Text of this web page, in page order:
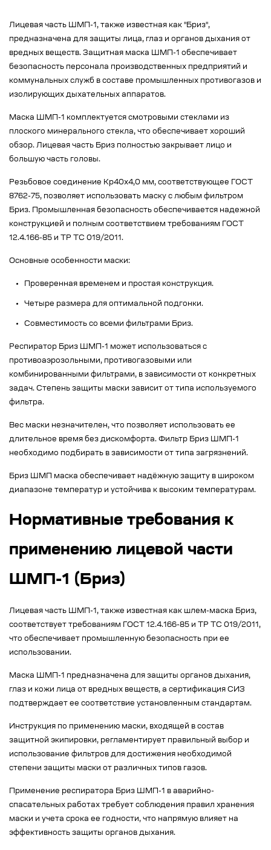
Лицевая часть ШМП-1, также известная как "Бриз",
предназначена для защиты лица, глаз и органов дыхания от
вредных веществ. Защитная маска ШМП-1 обеспечивает
безопасность персонала производственных предприятий и
коммунальных служб в составе промышленных противогазов и
изолирующих дыхательных аппаратов.
Маска ШМП-1 комплектуется смотровыми стеклами из
плоского минерального стекла, что обеспечивает хороший
обзор. Лицевая часть Бриз полностью закрывает лицо и
большую часть головы.
Резьбовое соединение Кр40х4,0 мм, соответствующее ГОСТ
8762-75, позволяет использовать маску с любым фильтром
Бриз. Промышленная безопасность обеспечивается надежной
конструкцией и полным соответствием требованиям ГОСТ
12.4.166-85 и ТР ТС 019/2011.
Основные особенности маски:
Проверенная временем и простая конструкция.
Четыре размера для оптимальной подгонки.
Совместимость со всеми фильтрами Бриз.
Респиратор Бриз ШМП-1 может использоваться с
противоаэрозольными, противогазовыми или
комбинированными фильтрами, в зависимости от конкретных
задач. Степень защиты маски зависит от типа используемого
фильтра.
Вес маски незначителен, что позволяет использовать ее
длительное время без дискомфорта. Фильтр Бриз ШМП-1
необходимо подбирать в зависимости от типа загрязнений.
Бриз ШМП маска обеспечивает надёжную защиту в широком
диапазоне температур и устойчива к высоким температурам.
Нормативные требования к
применению лицевой части
ШМП-1 (Бриз)
Лицевая часть ШМП-1, также известная как шлем-маска Бриз,
соответствует требованиям ГОСТ 12.4.166-85 и ТР ТС 019/2011,
что обеспечивает промышленную безопасность при ее
использовании.
Маска ШМП-1 предназначена для защиты органов дыхания,
глаз и кожи лица от вредных веществ, а сертификация СИЗ
подтверждает ее соответствие установленным стандартам.
Инструкция по применению маски, входящей в состав
защитной экипировки, регламентирует правильный выбор и
использование фильтров для достижения необходимой
степени защиты маски от различных типов газов.
Применение респиратора Бриз ШМП-1 в аварийно-
спасательных работах требует соблюдения правил хранения
маски и учета срока ее годности, что напрямую влияет на
эффективность защиты органов дыхания.